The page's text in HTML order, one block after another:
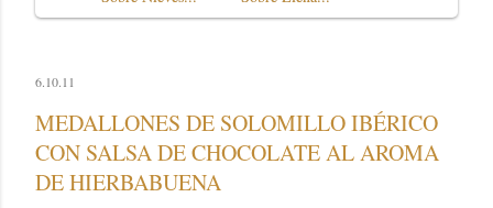
6.10.11
MEDALLONES DE SOLOMILLO IBÉRICO
CON SALSA DE CHOCOLATE AL AROMA
DE HIERBABUENA